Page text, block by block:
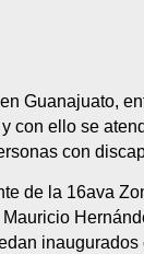
Guanajuato,
con ello se
con
de la 16ava